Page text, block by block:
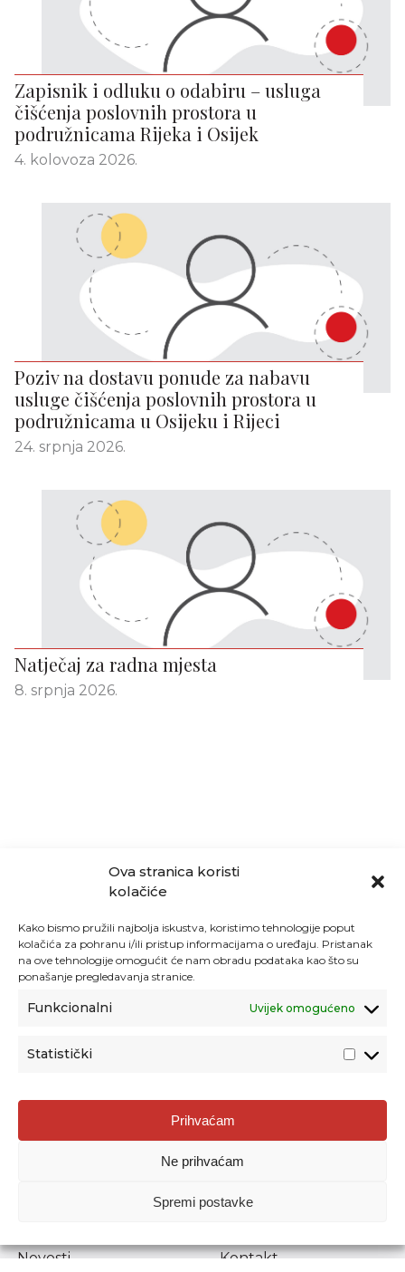
Ova stranica koristi
kolačiće
Kako bismo pružili najbolja iskustva, koristimo tehnologije poput
kolačića za pohranu i/ili pristup informacijama o uređaju. Pristanak
na ove tehnologije omogućit će nam obradu podataka kao što su
ponašanje pregledavanja stranice.
Funkcionalni Uvijek omogućeno
Statistički
Prihvaćam
Ne prihvaćam
Spremi postavke
Zapisnik i odluku o odabiru – usluga
čišćenja poslovnih prostora u
podružnicama Rijeka i Osijek
4. kolovoza 2026.
Poziv na dostavu ponude za nabavu
usluge čišćenja poslovnih prostora u
podružnicama u Osijeku i Rijeci
24. srpnja 2026.
Natječaj za radna mjesta
8. srpnja 2026.
Agencija za odgoj i obrazovanje
Donje Svetice 38, 10000 Zagreb
1778129
Prenošenje sadržaja dopušteno je uz navođenje izvora.
Novosti Kontakt